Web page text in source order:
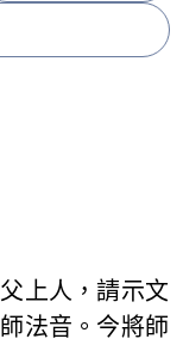
上人，請示文
法音。今將師